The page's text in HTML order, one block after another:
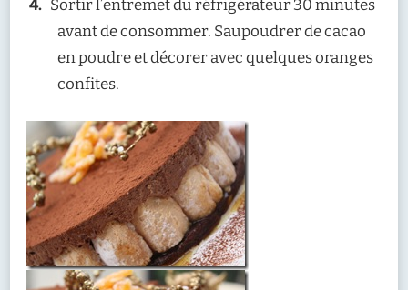
Sortir l’entremet du réfrigérateur 30 minutes
avant de consommer. Saupoudrer de cacao
en poudre et décorer avec quelques oranges
confites.